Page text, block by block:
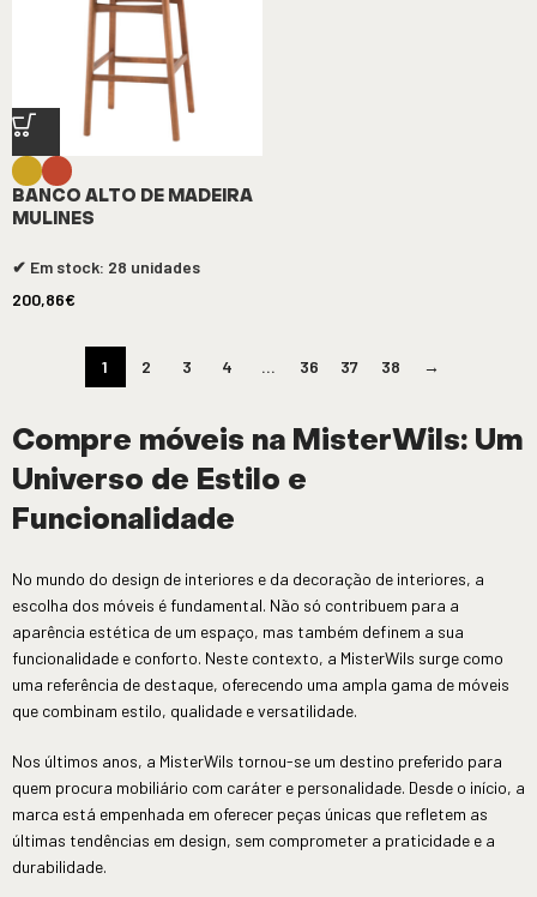
BANCO ALTO DE MADEIRA
MULINES
✔ Em stock: 28 unidades
200,86€
1 2 3 4 ... 36 37 38 →
Compre móveis na MisterWils: Um
Universo de Estilo e
Funcionalidade
No mundo do design de interiores e da decoração de interiores, a
escolha dos móveis é fundamental. Não só contribuem para a
aparência estética de um espaço, mas também definem a sua
funcionalidade e conforto. Neste contexto, a MisterWils surge como
uma referência de destaque, oferecendo uma ampla gama de móveis
que combinam estilo, qualidade e versatilidade.
Nos últimos anos, a MisterWils tornou-se um destino preferido para
quem procura mobiliário com caráter e personalidade. Desde o início, a
marca está empenhada em oferecer peças únicas que refletem as
últimas tendências em design, sem comprometer a praticidade e a
durabilidade.